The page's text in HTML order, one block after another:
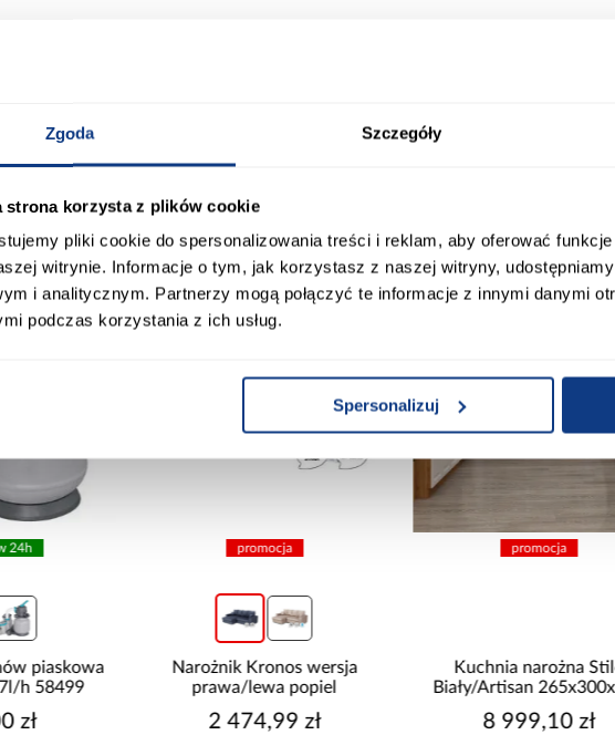
Zgoda Szczegóły
strona korzysta z plików cookie
pliki cookie do spersonalizowania treści i reklam, aby oferować
witrynie. Informacje o tym, jak korzystasz z naszej witryny,
i analitycznym. Partnerzy mogą połączyć te informacje z innymi danymi
podczas korzystania z ich usług.
Spersonalizuj
Inni Klienci sprawdzali
24h
piaskowa
h 58499
zł
promocja
Narożnik Kronos wersja
prawa/lewa popiel
2 474,99 zł
promocja
Kuchnia narożna
Biały/Artisan
8 999,10 zł